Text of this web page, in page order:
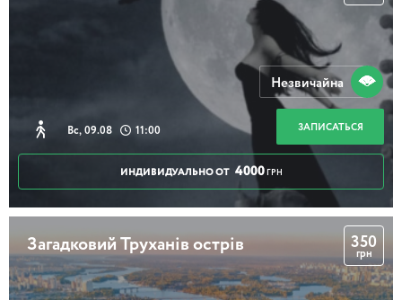
Тайна дома Либермана
2 часа 30 минут
Замок рыцаря
3 часа
Вс, 09.08 11:00 ЗАПИСАТЬСЯ
ИНДИВИДУАЛЬНО ОТ 4000 ГРН
Незвичайна
Загадковий Труханів острів 350
грн